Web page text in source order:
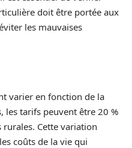
doit être portée aux
les mauvaises
varier en fonction de la
les tarifs peuvent être 20 %
rurales. Cette variation
coûts de la vie qui